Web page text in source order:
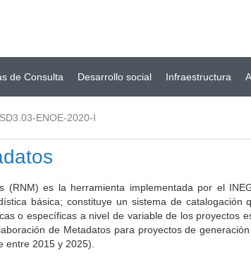
de Consulta Desarrollo social Infraestructura
ENOE-2020-I
(RNM) es la herramienta implementada por el
básica; constituye un sistema de
o específicas a nivel de variable de los proyectos
de Metadatos para proyectos de
entre 2015 y 2025).